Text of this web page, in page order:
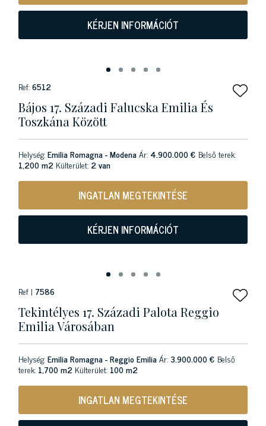
KÉRJEN INFORMÁCIÓT
Ref:6512
Bájos 17. Századi Falucska Emilia És
Toszkána Között
Helység:Emilia Romagna - ModenaÁr: 4.900.000 € Belső terek:
1,200 m2 Külterület: 2 van
INGATLAN MEGTEKINTÉSE
KÉRJEN INFORMÁCIÓT
Ref | 7586
Tekintélyes 17. Századi Palota Reggio
Emilia Városában
Helység:Emilia Romagna - Reggio EmiliaÁr:3.900.000 € Belső
terek: 1,700 m2 Külterület: 100 m2
INGATLAN MEGTEKINTÉSE